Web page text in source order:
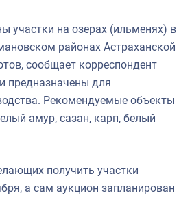
нравственных ценностей
участки на озерах (ильменях) в
районах Астраханской
сообщает корреспондент
предназначены для
Рекомендуемые объекты
амур, сазан, карп, белый
получить участки
а сам аукцион запланирован